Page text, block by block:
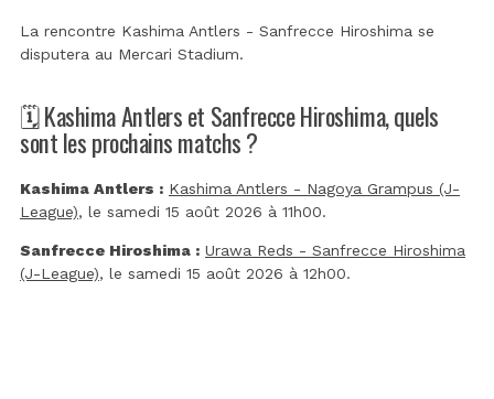
La rencontre Kashima Antlers - Sanfrecce Hiroshima se
disputera au Mercari Stadium.
🗓️ Kashima Antlers et Sanfrecce Hiroshima, quels
sont les prochains matchs ?
Kashima Antlers : Kashima Antlers - Nagoya Grampus (J-
League), le samedi 15 août 2026 à 11h00.
Sanfrecce Hiroshima : Urawa Reds - Sanfrecce Hiroshima
(J-League), le samedi 15 août 2026 à 12h00.